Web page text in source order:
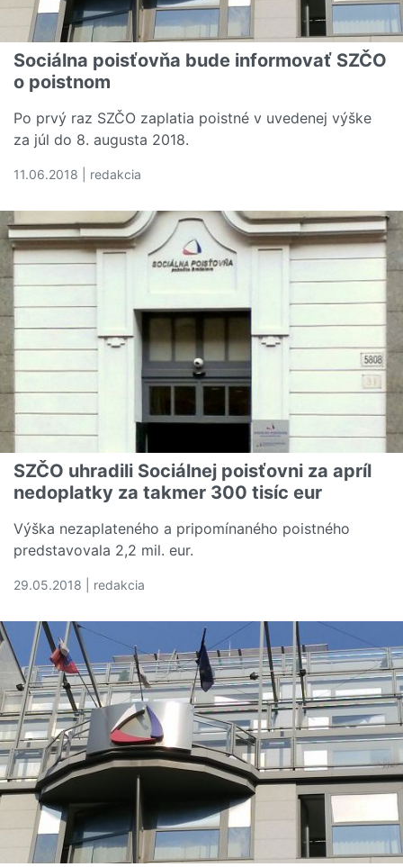
Sociálna poisťovňa bude informovať SZČO
o poistnom
Po prvý raz SZČO zaplatia poistné v uvedenej výške
za júl do 8. augusta 2018.
11.06.2018 | redakcia
SZČO uhradili Sociálnej poisťovni za apríl
nedoplatky za takmer 300 tisíc eur
Výška nezaplateného a pripomínaného poistného
predstavovala 2,2 mil. eur.
29.05.2018 | redakcia